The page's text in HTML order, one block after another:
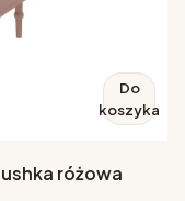
Do
koszyka
różowa